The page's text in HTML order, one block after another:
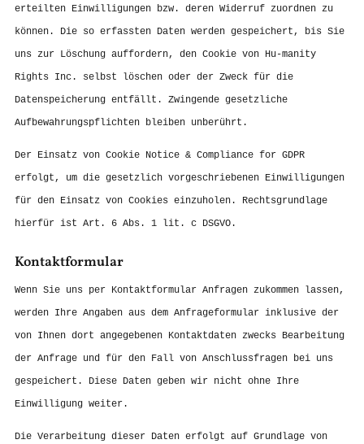
erteilten Einwilligungen bzw. deren Widerruf zuordnen zu
können. Die so erfassten Daten werden gespeichert, bis Sie
uns zur Löschung auffordern, den Cookie von Hu-manity
Rights Inc. selbst löschen oder der Zweck für die
Datenspeicherung entfällt. Zwingende gesetzliche
Aufbewahrungspflichten bleiben unberührt.
Der Einsatz von Cookie Notice & Compliance for GDPR
erfolgt, um die gesetzlich vorgeschriebenen Einwilligungen
für den Einsatz von Cookies einzuholen. Rechtsgrundlage
hierfür ist Art. 6 Abs. 1 lit. c DSGVO.
Kontaktformular
Wenn Sie uns per Kontaktformular Anfragen zukommen lassen,
werden Ihre Angaben aus dem Anfrageformular inklusive der
von Ihnen dort angegebenen Kontaktdaten zwecks Bearbeitung
der Anfrage und für den Fall von Anschlussfragen bei uns
gespeichert. Diese Daten geben wir nicht ohne Ihre
Einwilligung weiter.
Die Verarbeitung dieser Daten erfolgt auf Grundlage von